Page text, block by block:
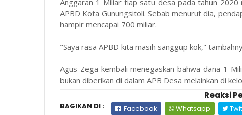
APBD Kota Gunungsitoli. Sebab menurut dia,
hampir mencapai 700 miliar.
"Saya rasa APBD kita masih sanggup kok,"
Agus Zega kembali menegaskan bahwa dana 1
bukan diberikan di dalam APB Desa melainkan di
Reaksi
BAGIKAN DI : Facebook Whatsapp